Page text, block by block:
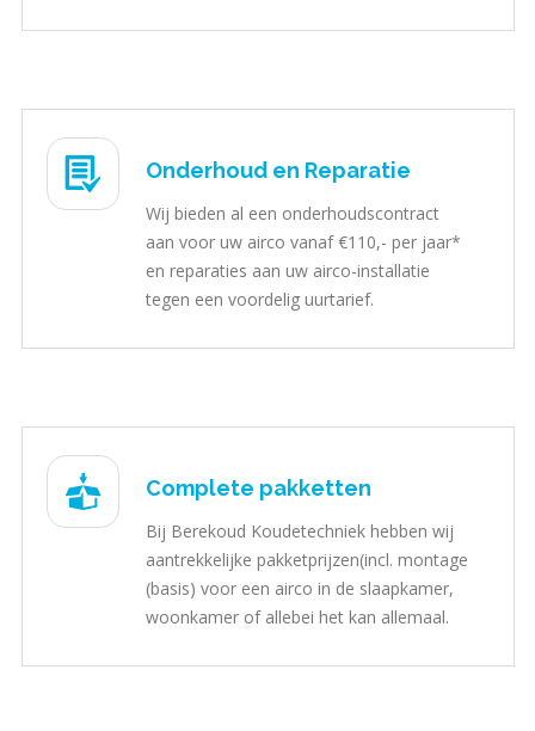
Onderhoud en Reparatie
Wij bieden al een onderhoudscontract
aan voor uw airco vanaf €110,- per jaar*
en reparaties aan uw airco-installatie
tegen een voordelig uurtarief.
Complete pakketten
Bij Berekoud Koudetechniek hebben wij
aantrekkelijke pakketprijzen(incl. montage
(basis) voor een airco in de slaapkamer,
woonkamer of allebei het kan allemaal.